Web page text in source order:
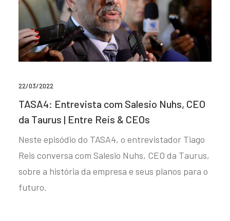
22/03/2022
TASA4: Entrevista com Salesio Nuhs, CEO
da Taurus | Entre Reis & CEOs
Neste episódio do TASA4, o entrevistador Tiago
Reis conversa com Salesio Nuhs, CEO da Taurus,
sobre a história da empresa e seus planos para o
futuro.